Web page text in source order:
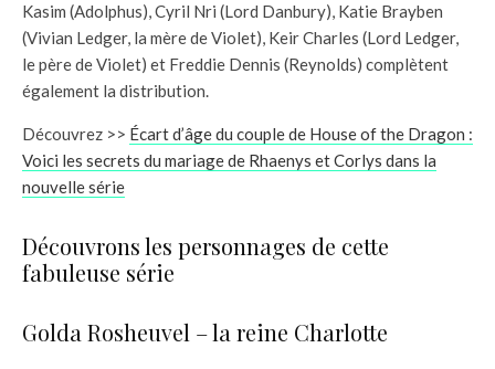
Kasim (Adolphus), Cyril Nri (Lord Danbury), Katie Brayben
(Vivian Ledger, la mère de Violet), Keir Charles (Lord Ledger,
le père de Violet) et Freddie Dennis (Reynolds) complètent
également la distribution.
Découvrez >> Écart d’âge du couple de House of the Dragon :
Voici les secrets du mariage de Rhaenys et Corlys dans la
nouvelle série
Découvrons les personnages de cette
fabuleuse série
Golda Rosheuvel – la reine Charlotte